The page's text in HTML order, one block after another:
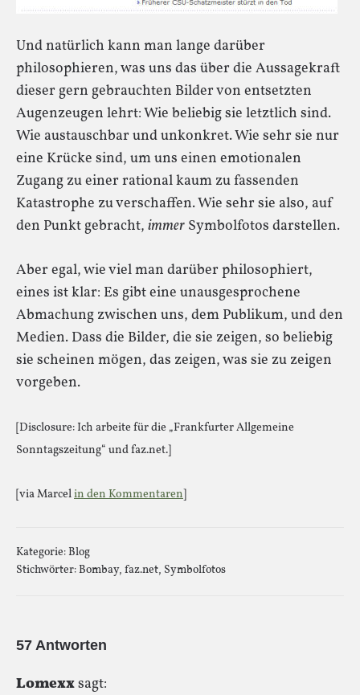
Und natürlich kann man lange darüber
philosophieren, was uns das über die Aussagekraft
dieser gern gebrauchten Bilder von entsetzten
Augenzeugen lehrt: Wie beliebig sie letztlich sind.
Wie austauschbar und unkonkret. Wie sehr sie nur
eine Krücke sind, um uns einen emotionalen
Zugang zu einer rational kaum zu fassenden
Katastrophe zu verschaffen. Wie sehr sie also, auf
den Punkt gebracht, immer Symbolfotos darstellen.
Aber egal, wie viel man darüber philosophiert,
eines ist klar: Es gibt eine unausgesprochene
Abmachung zwischen uns, dem Publikum, und den
Medien. Dass die Bilder, die sie zeigen, so beliebig
sie scheinen mögen, das zeigen, was sie zu zeigen
vorgeben.
[Disclosure: Ich arbeite für die „Frankfurter Allgemeine
Sonntagszeitung“ und faz.net.]
[via Marcelin den Kommentaren]
Kategorie:Blog
Stichwörter:Bombay, faz.net, Symbolfotos
57 Antworten
Lomexxsagt: